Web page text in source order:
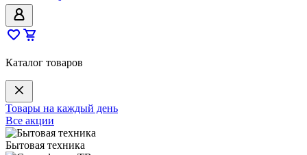
Каталог товаров
Товары на каждый день
Все акции
Бытовая техника